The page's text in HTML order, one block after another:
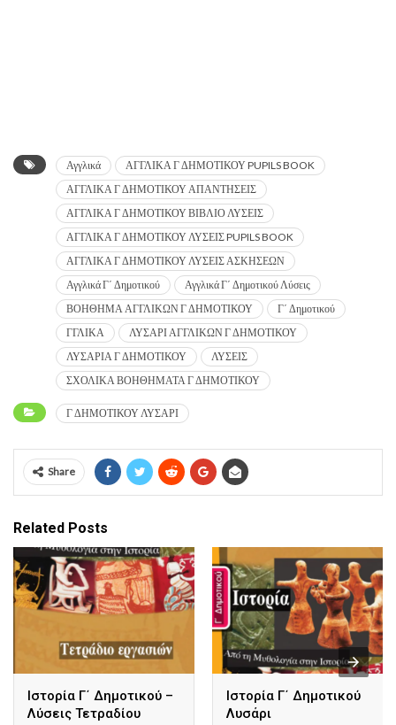
Αγγλικά
ΑΓΓΛΙΚΑ Γ ΔΗΜΟΤΙΚΟΥ PUPILS BOOK
ΑΓΓΛΙΚΑ Γ ΔΗΜΟΤΙΚΟΥ ΑΠΑΝΤΗΣΕΙΣ
ΑΓΓΛΙΚΑ Γ ΔΗΜΟΤΙΚΟΥ ΒΙΒΛΙΟ ΛΥΣΕΙΣ
ΑΓΓΛΙΚΑ Γ ΔΗΜΟΤΙΚΟΥ ΛΥΣΕΙΣ PUPILS BOOK
ΑΓΓΛΙΚΑ Γ ΔΗΜΟΤΙΚΟΥ ΛΥΣΕΙΣ ΑΣΚΗΣΕΩΝ
Αγγλικά Γ΄ Δημοτικού
Αγγλικά Γ΄ Δημοτικού Λύσεις
ΒΟΗΘΗΜΑ ΑΓΓΛΙΚΩΝ Γ ΔΗΜΟΤΙΚΟΥ
Γ΄ Δημοτικού
ΓΓΛΙΚΑ
ΛΥΣΑΡΙ ΑΓΓΛΙΚΩΝ Γ ΔΗΜΟΤΙΚΟΥ
ΛΥΣΑΡΙΑ Γ ΔΗΜΟΤΙΚΟΥ
ΛΥΣΕΙΣ
ΣΧΟΛΙΚΑ ΒΟΗΘΗΜΑΤΑ Γ ΔΗΜΟΤΙΚΟΥ
Γ ΔΗΜΟΤΙΚΟΥ ΛΥΣΑΡΙ
Share
Related Posts
Ιστορία Γ΄ Δημοτικού –
Λύσεις Τετραδίου
Ιστορία Γ΄ Δημοτικού
Λυσάρι